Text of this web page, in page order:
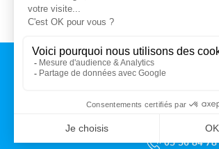
validation est de la compétence du ministère
CONTACT
Rue du
05 56 84 78